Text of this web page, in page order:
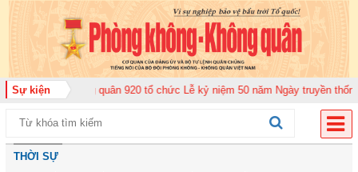
Sự kiện
đoàn Không quân 920 tổ chức Lễ kỷ niệm 50 năm Ngày truyền thống (12-
THỜI SỰ